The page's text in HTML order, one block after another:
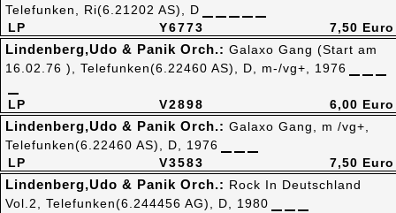
Y6773
LP
Telefunken, Ri(6.21202 AS), D
7,50 Euro
V2898
LP
Lindenberg,Udo & Panik Orch.: Galaxo Gang (Start am
16.02.76 ), Telefunken(6.22460 AS), D, m-/vg+, 1976
6,00 Euro
V3583
LP
Lindenberg,Udo & Panik Orch.: Galaxo Gang, m /vg+,
Telefunken(6.22460 AS), D, 1976
7,50 Euro
Lindenberg,Udo & Panik Orch.: Rock In Deutschland
Vol.2, Telefunken(6.244456 AG), D, 1980